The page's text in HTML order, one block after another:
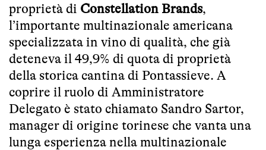
proprietà di Constellation Brands,
l’importante multinazionale americana
specializzata in vino di qualità, che già
deteneva il 49,9% di quota di proprietà
della storica cantina di Pontassieve. A
coprire il ruolo di Amministratore
Delegato è stato chiamato Sandro Sartor,
manager di origine torinese che vanta una
lunga esperienza nella multinazionale